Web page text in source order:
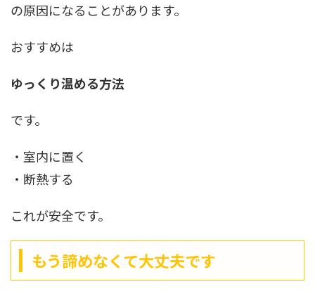
の原因になることがあります。
おすすめは
ゆっくり温める方法
です。
・室内に置く
・断熱する
これが安全です。
もう諦めなくて大丈夫です